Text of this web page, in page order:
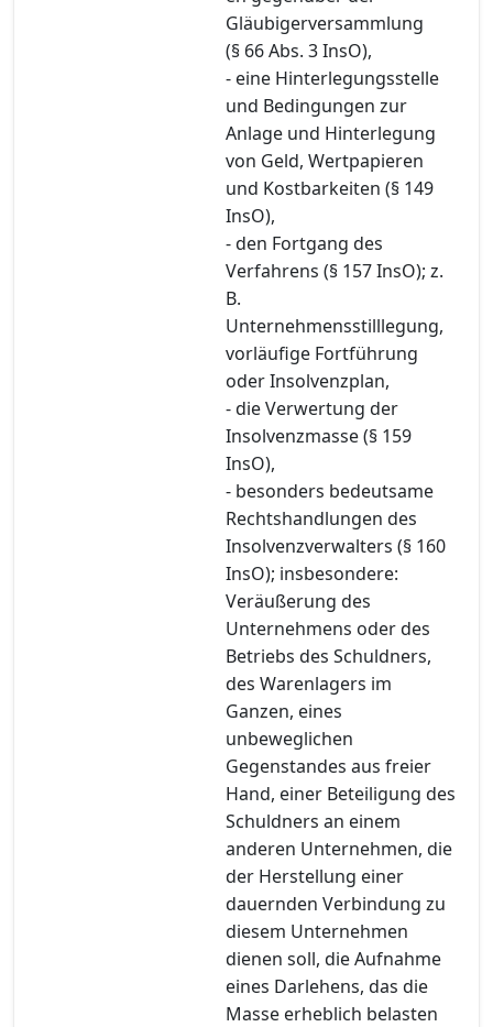
Gläubigerversammlung
(§ 66 Abs. 3 InsO),
- eine Hinterlegungsstelle
und Bedingungen zur
Anlage und Hinterlegung
von Geld, Wertpapieren
und Kostbarkeiten (§ 149
InsO),
- den Fortgang des
Verfahrens (§ 157 InsO); z.
B.
Unternehmensstilllegung,
vorläufige Fortführung
oder Insolvenzplan,
- die Verwertung der
Insolvenzmasse (§ 159
InsO),
- besonders bedeutsame
Rechtshandlungen des
Insolvenzverwalters (§ 160
InsO); insbesondere:
Veräußerung des
Unternehmens oder des
Betriebs des Schuldners,
des Warenlagers im
Ganzen, eines
unbeweglichen
Gegenstandes aus freier
Hand, einer Beteiligung des
Schuldners an einem
anderen Unternehmen, die
der Herstellung einer
dauernden Verbindung zu
diesem Unternehmen
dienen soll, die Aufnahme
eines Darlehens, das die
Masse erheblich belasten